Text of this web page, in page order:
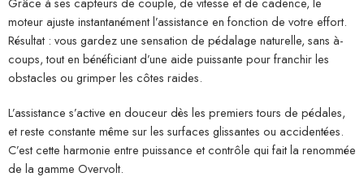
moteur ajuste instantanément l’assistance en fonction de votre effort.
Résultat : vous gardez une sensation de pédalage naturelle, sans à-
coups, tout en bénéficiant d’une aide puissante pour franchir les
obstacles ou grimper les côtes raides.
L’assistance s’active en douceur dès les premiers tours de pédales,
et reste constante même sur les surfaces glissantes ou accidentées.
C’est cette harmonie entre puissance et contrôle qui fait la renommée
de la gamme Overvolt.